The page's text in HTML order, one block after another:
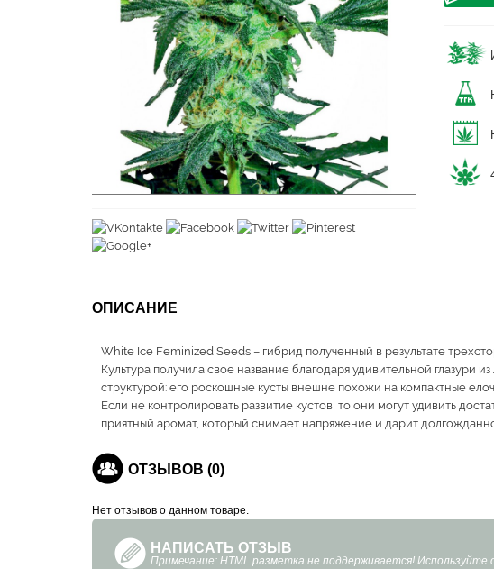
ОПИСАНИЕ
White Ice Feminized Seeds – гибрид полученный в результате
Культура получила свое название благодаря удивительной
структурой: его роскошные кусты внешне похожи на компактные
Если не контролировать развитие кустов, то они могут удивить
приятный аромат, который снимает напряжение и дарит
ОТЗЫВОВ (0)
Нет отзывов о данном товаре.
НАПИСАТЬ ОТЗЫВ
Примечание: HTML разметка не поддерживается!